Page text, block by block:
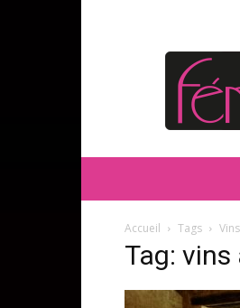
FEMIVIN
Accueil Tags
Tag: